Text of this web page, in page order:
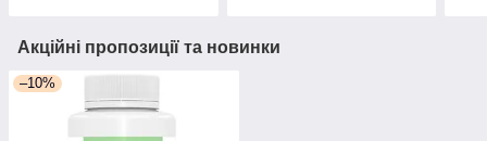
Акційні пропозиції та новинки
–10%